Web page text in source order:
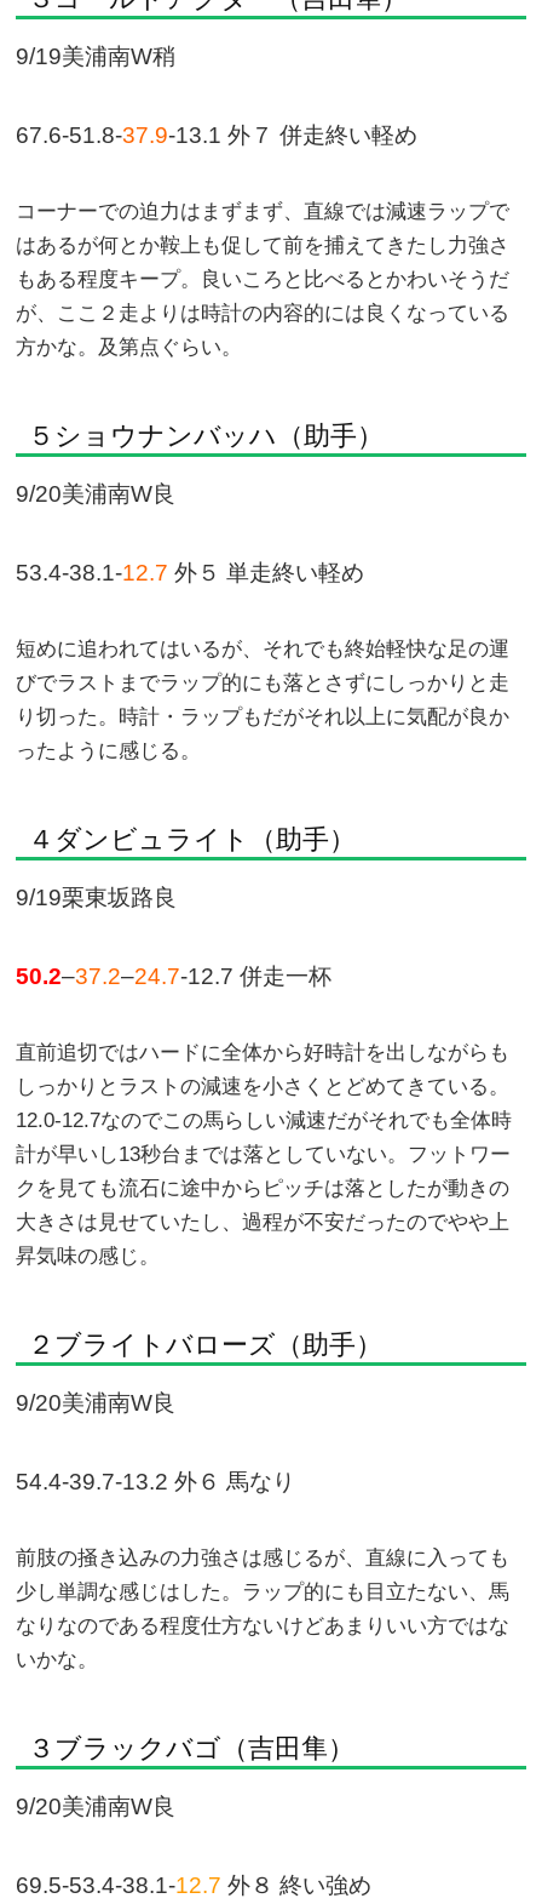
9/19美浦南W稍
67.6-51.8-37.9-13.1 外７ 併走終い軽め
コーナーでの迫力はまずまず、直線では減速ラップで
はあるが何とか鞍上も促して前を捕えてきたし力強さ
もある程度キープ。良いころと比べるとかわいそうだ
が、ここ２走よりは時計の内容的には良くなっている
方かな。及第点ぐらい。
５ショウナンバッハ（助手）
9/20美浦南W良
53.4-38.1-12.7 外５ 単走終い軽め
短めに追われてはいるが、それでも終始軽快な足の運
びでラストまでラップ的にも落とさずにしっかりと走
り切った。時計・ラップもだがそれ以上に気配が良か
ったように感じる。
４ダンビュライト（助手）
9/19栗東坂路良
50.2–37.2–24.7-12.7 併走一杯
直前追切ではハードに全体から好時計を出しながらも
しっかりとラストの減速を小さくとどめてきている。
12.0-12.7なのでこの馬らしい減速だがそれでも全体時
計が早いし13秒台までは落としていない。フットワー
クを見ても流石に途中からピッチは落としたが動きの
大きさは見せていたし、過程が不安だったのでやや上
昇気味の感じ。
２ブライトバローズ（助手）
9/20美浦南W良
54.4-39.7-13.2 外６ 馬なり
前肢の掻き込みの力強さは感じるが、直線に入っても
少し単調な感じはした。ラップ的にも目立たない、馬
なりなのである程度仕方ないけどあまりいい方ではな
いかな。
３ブラックバゴ（吉田隼）
9/20美浦南W良
69.5-53.4-38.1-12.7 外８ 終い強め